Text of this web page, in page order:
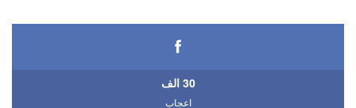
30 الف
اعجاب